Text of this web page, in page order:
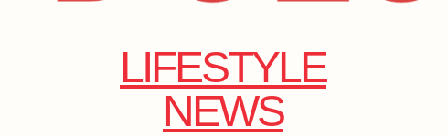
LIFESTYLE
NEWS